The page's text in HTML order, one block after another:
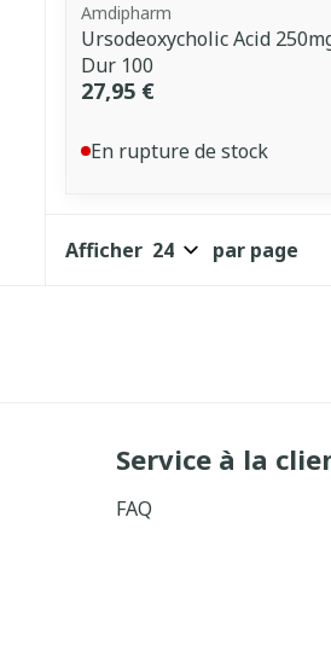
Amdipharm
Ursodeoxycholic Acid
Dur 100
27,95 €
En rupture de stock
Afficher par page
Service à la
FAQ